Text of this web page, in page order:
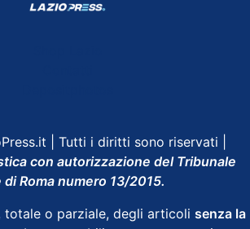
| Tutti i diritti sono riservati |
con autorizzazione del Tribunale
di Roma numero 13/2015.
totale o parziale, degli articoli senza la